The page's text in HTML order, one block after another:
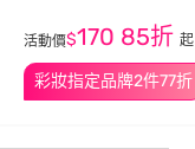
彩妝指定品牌2件77折
活動價$170 85折 起